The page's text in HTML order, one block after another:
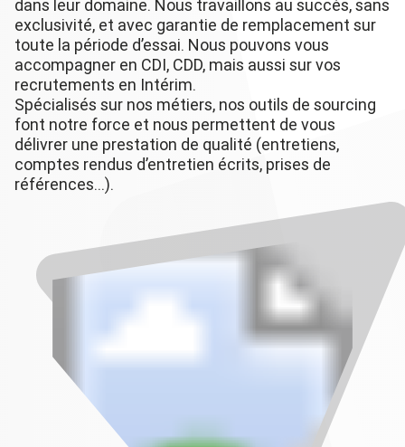
dans leur domaine. Nous travaillons au succès, sans
exclusivité, et avec garantie de remplacement sur
toute la période d’essai. Nous pouvons vous
accompagner en CDI, CDD, mais aussi sur vos
recrutements en Intérim.
Spécialisés sur nos métiers, nos outils de sourcing
font notre force et nous permettent de vous
délivrer une prestation de qualité (entretiens,
comptes rendus d’entretien écrits, prises de
références…).